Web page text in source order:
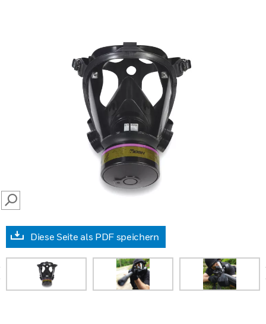
SEARCH
Diese Seite als PDF speichern